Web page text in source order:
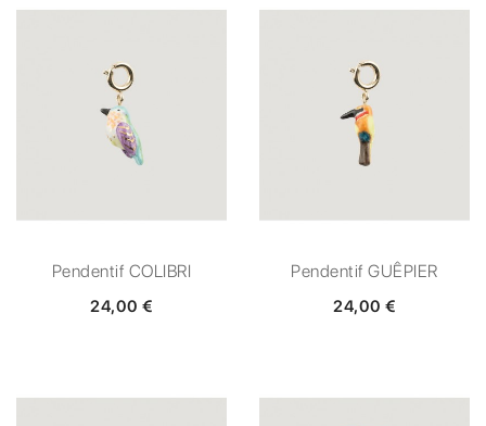
Pendentif COLIBRI
24,00 €
Pendentif GUÊPIER
24,00 €